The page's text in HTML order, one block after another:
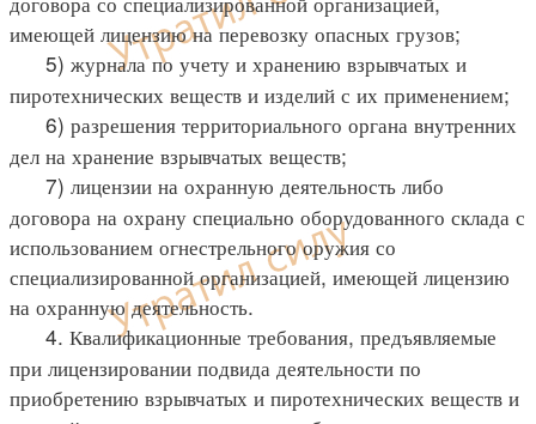
имеющей лицензию на перевозку опасных грузов;
5) журнала по учету и хранению взрывчатых и
пиротехнических веществ и изделий с их применением;
6) разрешения территориального органа внутренних
дел на хранение взрывчатых веществ;
7) лицензии на охранную деятельность либо
договора на охрану специально оборудованного склада с
использованием огнестрельного оружия со
специализированной организацией, имеющей лицензию
на охранную деятельность.
4. Квалификационные требования, предъявляемые
при лицензировании подвида деятельности по
приобретению взрывчатых и пиротехнических веществ и